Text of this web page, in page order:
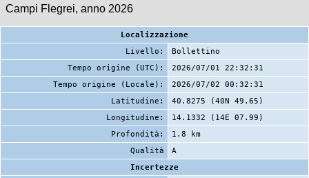
Campi Flegrei, anno 2026
Localizzazione
Livello:
Bollettino
Tempo origine (UTC):
2026/07/01 22:32:31
Tempo origine (Locale):
2026/07/02 00:32:31
Latitudine:
40.8275 (40N 49.65)
Longitudine:
14.1332 (14E 07.99)
Profondità:
1.8 km
Qualità
A
Incertezze